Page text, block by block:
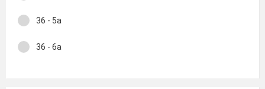
36 - 5a
36 - 6a